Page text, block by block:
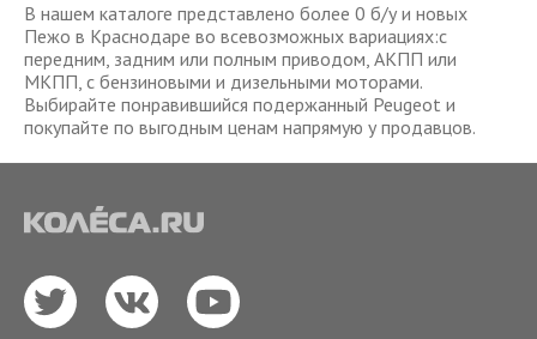
В нашем каталоге представлено более 0 б/у и новых
Пежо в Краснодаре во всевозможных вариациях:с
передним, задним или полным приводом, АКПП или
МКПП, с бензиновыми и дизельными моторами.
Выбирайте понравившийся подержанный Peugeot и
покупайте по выгодным ценам напрямую у продавцов.